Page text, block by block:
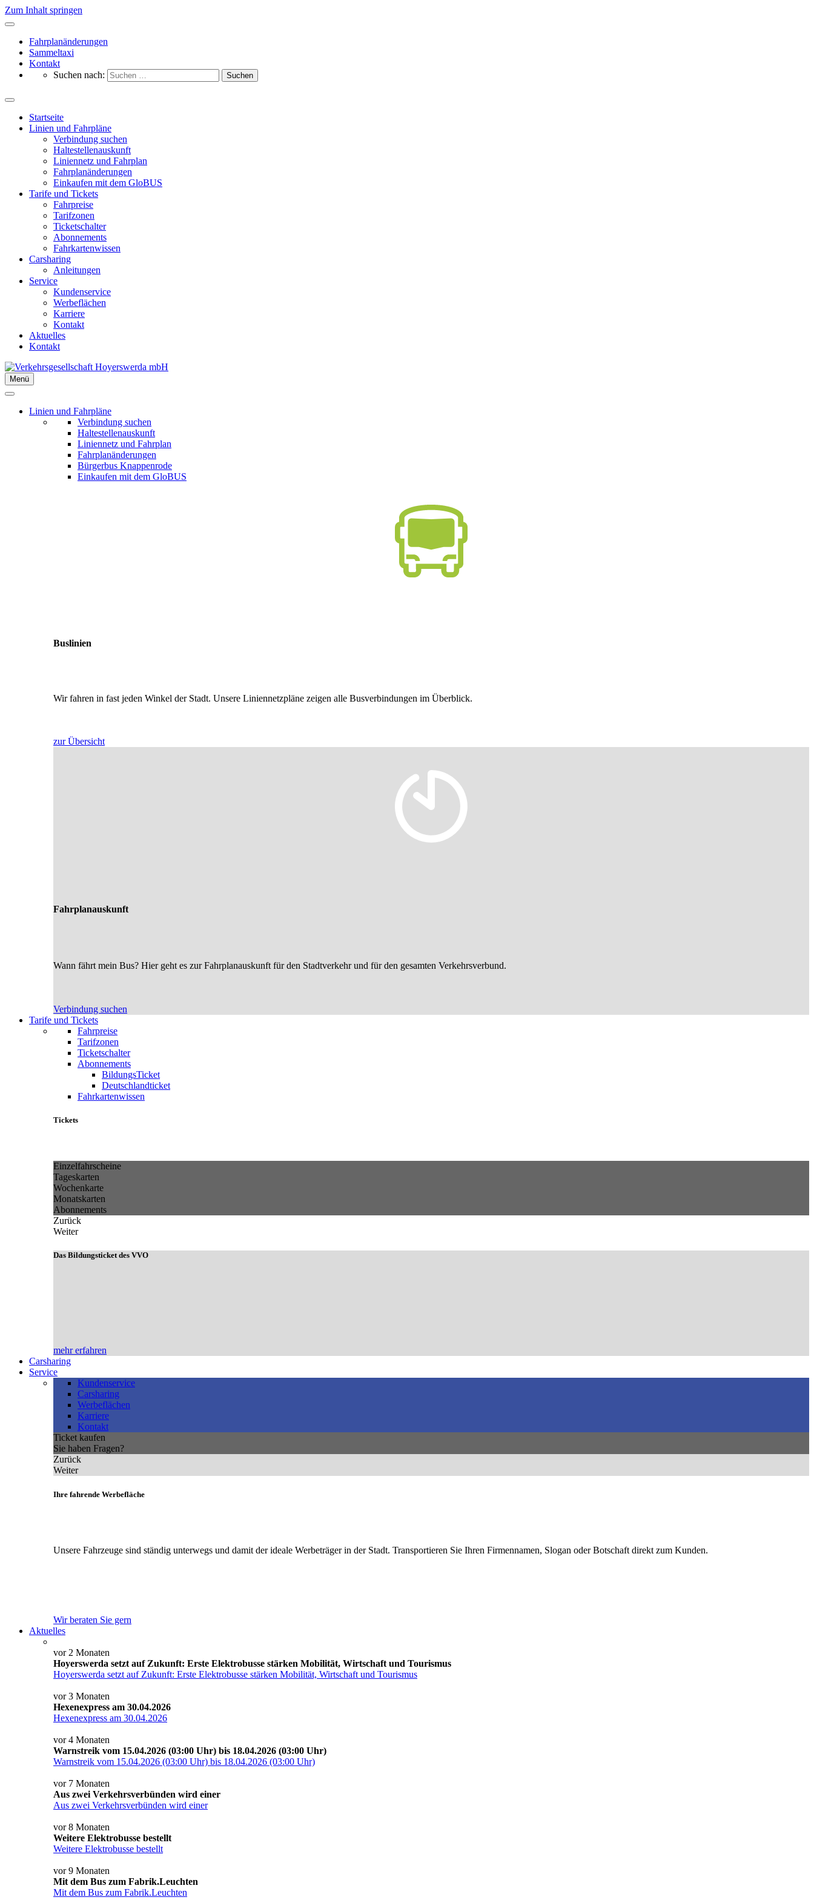
Zum Inhalt springen
Fahrplanänderungen
Sammeltaxi
Kontakt
Suchen nach:
Startseite
Linien und Fahrpläne
Verbindung suchen
Haltestellenauskunft
Liniennetz und Fahrplan
Fahrplanänderungen
Einkaufen mit dem GloBUS
Tarife und Tickets
Fahrpreise
Tarifzonen
Ticketschalter
Abonnements
Fahrkartenwissen
Carsharing
Anleitungen
Service
Kundenservice
Werbeflächen
Karriere
Kontakt
Aktuelles
Kontakt
Menü
Linien und Fahrpläne
Verbindung suchen
Haltestellenauskunft
Liniennetz und Fahrplan
Fahrplanänderungen
Bürgerbus Knappenrode
Einkaufen mit dem GloBUS
Buslinien
Wir fahren in fast jeden Winkel der Stadt. Unsere Liniennetzpläne zeigen alle Busverbindungen im Überblick.
zur Übersicht
Fahrplanauskunft
Wann fährt mein Bus? Hier geht es zur Fahrplanauskunft für den Stadtverkehr und für den gesamten Verkehrsverbund.
Verbindung suchen
Tarife und Tickets
Fahrpreise
Tarifzonen
Ticketschalter
Abonnements
BildungsTicket
Deutschlandticket
Fahrkartenwissen
Tickets
Einzelfahrscheine
Tageskarten
Wochenkarte
Monatskarten
Abonnements
Zurück
Weiter
Das Bildungsticket des VVO
mehr erfahren
Carsharing
Service
Kundenservice
Carsharing
Werbeflächen
Karriere
Kontakt
Ticket kaufen
Sie haben Fragen?
Zurück
Weiter
Ihre fahrende Werbefläche
Unsere Fahrzeuge sind ständig unterwegs und damit der ideale Werbeträger in der Stadt. Transportieren Sie Ihren Firmennamen, Slogan oder Botschaft direkt zum Kunden.
Wir beraten Sie gern
Aktuelles
vor 2 Monaten
Hoyerswerda setzt auf Zukunft: Erste Elektrobusse stärken Mobilität, Wirtschaft und Tourismus
Hoyerswerda setzt auf Zukunft: Erste Elektrobusse stärken Mobilität, Wirtschaft und Tourismus
vor 3 Monaten
Hexenexpress am 30.04.2026
Hexenexpress am 30.04.2026
vor 4 Monaten
Warnstreik vom 15.04.2026 (03:00 Uhr) bis 18.04.2026 (03:00 Uhr)
Warnstreik vom 15.04.2026 (03:00 Uhr) bis 18.04.2026 (03:00 Uhr)
vor 7 Monaten
Aus zwei Verkehrsverbünden wird einer
Aus zwei Verkehrsverbünden wird einer
vor 8 Monaten
Weitere Elektrobusse bestellt
Weitere Elektrobusse bestellt
vor 9 Monaten
Mit dem Bus zum Fabrik.Leuchten
Mit dem Bus zum Fabrik.Leuchten